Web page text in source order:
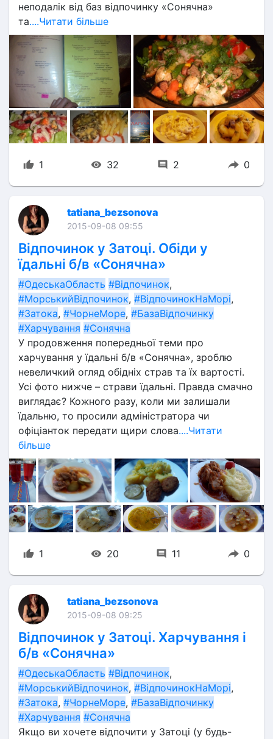
неподалік від баз відпочинку «Сонячна»
та....Читати більше
1 32 2 0
tatiana_bezsonova
2015-09-08 09:55
Відпочинок у Затоці. Обіди у
їдальні б/в «Сонячна»
#ОдеськаОбласть #Відпочинок
#МорськийВідпочинок, #ВідпочинокНаМорі
#Затока, #ЧорнеМоре, #БазаВідпочинку
#Харчування #Сонячна
У продовження попередньої теми про
харчування у їдальні б/в «Сонячна», зроблю
невеличкий огляд обідніх страв та їх вартості.
Усі фото нижче – страви їдальні. Правда смачно
виглядає? Кожного разу, коли ми залишали
їдальню, то просили адміністратора чи
офіціанток передати щири слова....Читати
більше
1 20 11 0
tatiana_bezsonova
2015-09-08 09:25
Відпочинок у Затоці. Харчування і
б/в «Сонячна»
#ОдеськаОбласть #Відпочинок
#МорськийВідпочинок, #ВідпочинокНаМорі
#Затока, #ЧорнеМоре, #БазаВідпочинку
#Харчування #Сонячна
Якщо ви хочете відпочити у Затоці (у будь-